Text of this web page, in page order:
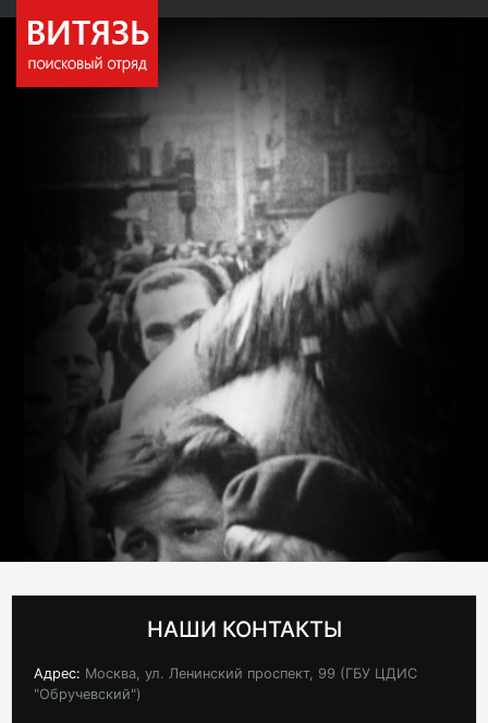
НАШИ КОНТАКТЫ
Адрес: Москва, ул. Ленинский проспект, 99 (ГБУ ЦДИС
"Обручевский")